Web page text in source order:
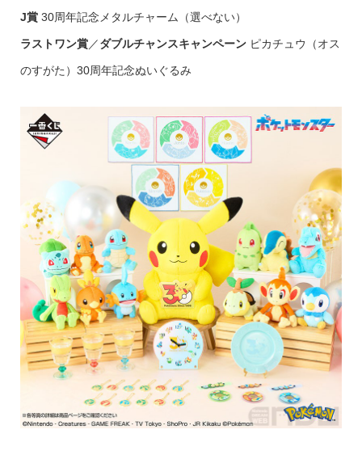
J賞30周年記念メタルチャーム（選べない）
ラストワン賞／ダブルチャンスキャンペーンピカチュウ（オス
のすがた）30周年記念ぬいぐるみ